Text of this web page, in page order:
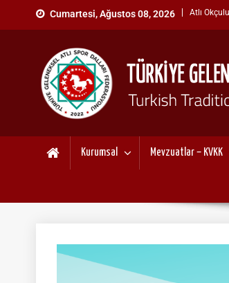
Cumartesi, Ağustos 08, 2026 Atlı
TÜRKİYE
"Gelenekten, Geleceğe "
Kurumsal Mevzuatlar – KVKK